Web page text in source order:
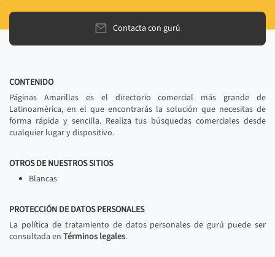
Contacta con gurú
CONTENIDO
Páginas Amarillas es el directorio comercial más grande de
Latinoamérica, en el que encontrarás la solución que necesitas de
forma rápida y sencilla. Realiza tus búsquedas comerciales desde
cualquier lugar y dispositivo.
OTROS DE NUESTROS SITIOS
Blancas
PROTECCIÓN DE DATOS PERSONALES
La política de tratamiento de datos personales de gurú puede ser
consultada en Términos legales.